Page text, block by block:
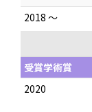
2018 ～
受賞学術賞
2020